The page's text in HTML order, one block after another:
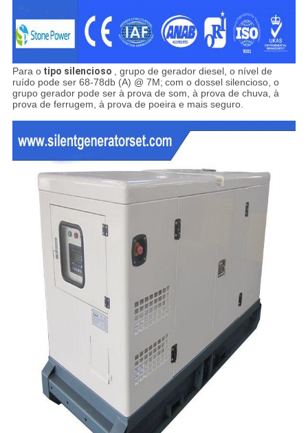
Para o tipo silencioso , grupo de gerador diesel, o nível de
ruído pode ser 68-78db (A) @ 7M; com o dossel silencioso, o
grupo gerador pode ser à prova de som, à prova de chuva, à
prova de ferrugem, à prova de poeira e mais seguro.